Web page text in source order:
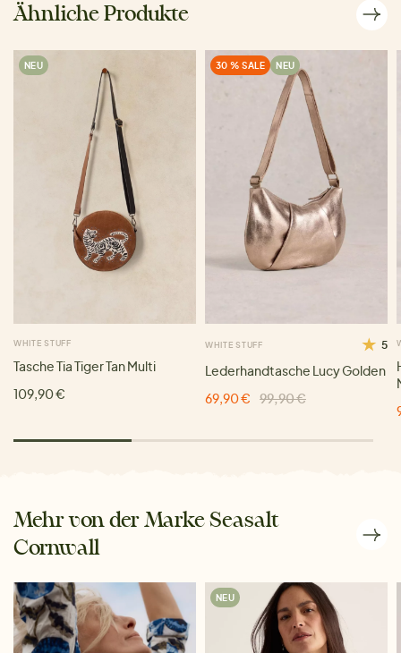
Ähnliche Produkte
NEU
WHITE STUFF
Tasche Tia Tiger Tan Multi
109,90 €
30 % SALE NEU
WHITE STUFF 5
Lederhandtasche Lucy Golden
69,90 €
99,90 €
Mehr von der Marke Seasalt
Cornwall
NEU